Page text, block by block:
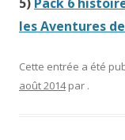
les Aventures
Cette entrée a été
août 2014 par .